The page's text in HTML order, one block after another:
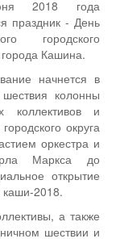
2018 года
праздник - День
городского
города Кашина.
начнется в
колонны
коллективов и
округа
оркестра и
Маркса до
открытие
каши-2018.
а также
шествии и